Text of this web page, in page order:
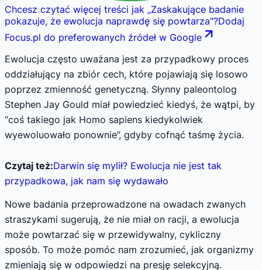
Chcesz czytać więcej treści jak „Zaskakujące badanie
pokazuje, że ewolucja naprawdę się powtarza"?Dodaj
Focus.pl do preferowanych źródeł w Google
Ewolucja często uważana jest za przypadkowy proces
oddziałujący na zbiór cech, które pojawiają się losowo
poprzez zmienność genetyczną. Słynny paleontolog
Stephen Jay Gould miał powiedzieć kiedyś, że wątpi, by
“coś takiego jak Homo sapiens kiedykolwiek
wyewoluowało ponownie”, gdyby cofnąć taśmę życia.
Czytaj też:Darwin się mylił? Ewolucja nie jest tak
przypadkowa, jak nam się wydawało
Nowe badania przeprowadzone na owadach zwanych
straszykami sugerują, że nie miał on racji, a ewolucja
może powtarzać się w przewidywalny, cykliczny
sposób. To może pomóc nam zrozumieć, jak organizmy
zmieniają się w odpowiedzi na presję selekcyjną.